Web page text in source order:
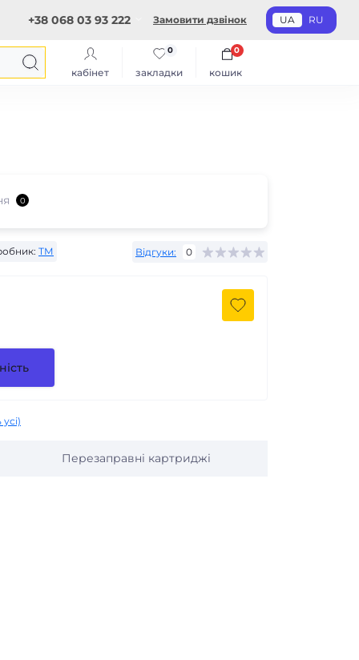
+38 068 03 93 222 Замовити дзвінок UA RU
кабінет закладки
0
кошик
0
0
ТМ Відгуки: 0
Перезаправні картриджі